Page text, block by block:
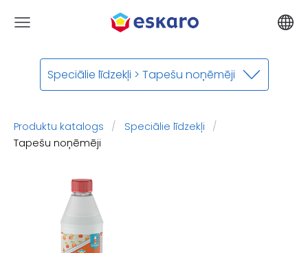
Speciālie līdzekļi > Tapešu noņēmēji
Produktu katalogs
Speciālie līdzekļi
Tapešu noņēmēji